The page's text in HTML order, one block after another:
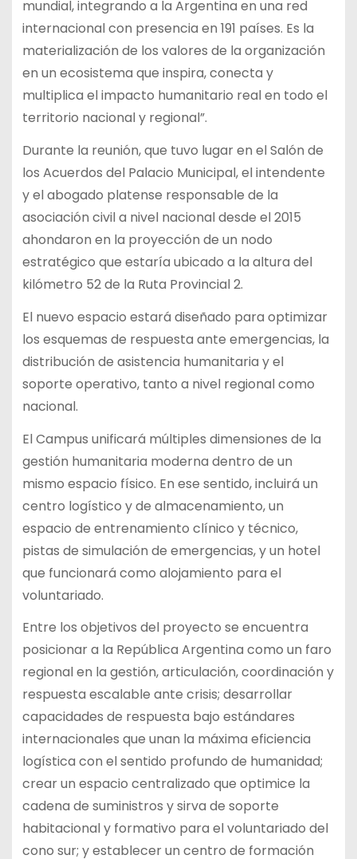
mundial, integrando a la Argentina en una red
internacional con presencia en 191 países. Es la
materialización de los valores de la organización
en un ecosistema que inspira, conecta y
multiplica el impacto humanitario real en todo el
territorio nacional y regional”.
Durante la reunión, que tuvo lugar en el Salón de
los Acuerdos del Palacio Municipal, el intendente
y el abogado platense responsable de la
asociación civil a nivel nacional desde el 2015
ahondaron en la proyección de un nodo
estratégico que estaría ubicado a la altura del
kilómetro 52 de la Ruta Provincial 2.
El nuevo espacio estará diseñado para optimizar
los esquemas de respuesta ante emergencias, la
distribución de asistencia humanitaria y el
soporte operativo, tanto a nivel regional como
nacional.
El Campus unificará múltiples dimensiones de la
gestión humanitaria moderna dentro de un
mismo espacio físico. En ese sentido, incluirá un
centro logístico y de almacenamiento, un
espacio de entrenamiento clínico y técnico,
pistas de simulación de emergencias, y un hotel
que funcionará como alojamiento para el
voluntariado.
Entre los objetivos del proyecto se encuentra
posicionar a la República Argentina como un faro
regional en la gestión, articulación, coordinación y
respuesta escalable ante crisis; desarrollar
capacidades de respuesta bajo estándares
internacionales que unan la máxima eficiencia
logística con el sentido profundo de humanidad;
crear un espacio centralizado que optimice la
cadena de suministros y sirva de soporte
habitacional y formativo para el voluntariado del
cono sur; y establecer un centro de formación